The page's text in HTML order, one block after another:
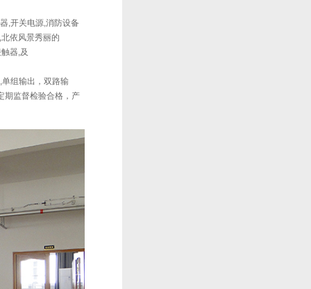
,开关电源,消防设备
依风景秀丽的
器,及
组输出，双路输
期监督检验合格，产